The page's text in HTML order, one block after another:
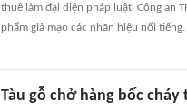
thuê làm đại diện pháp luật, Công an
phẩm giả mạo các nhãn hiệu nổi tiếng.
Tàu gỗ chở hàng bốc cháy